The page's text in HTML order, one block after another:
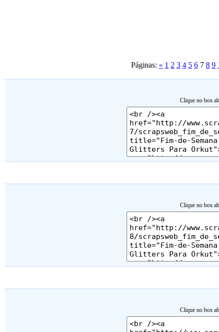
Páginas: « 1 2 3 4 5 6 7 8 9
Clique no box
Clique no box
Clique no box